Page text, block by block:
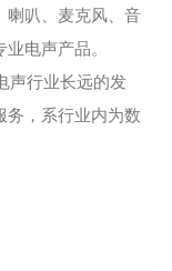
喇叭、麦克风、音
电声产品。
声行业长远的发
务，系行业内为数
孜以求的目标。
强大的研发团